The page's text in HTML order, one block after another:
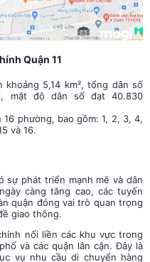
Quận 11
5,14 km², tổng dân số
mật độ dân số đạt 40.830
phường, bao gồm: 1, 2, 3, 4,
và 16.
sự phát triển mạnh mẽ và dân
càng tăng cao, các tuyến
quận đóng vai trò quan trọng
giao thông.
nối liền các khu vực trong
và các quận lân cận. Đây là
vụ nhu cầu di chuyển hàng